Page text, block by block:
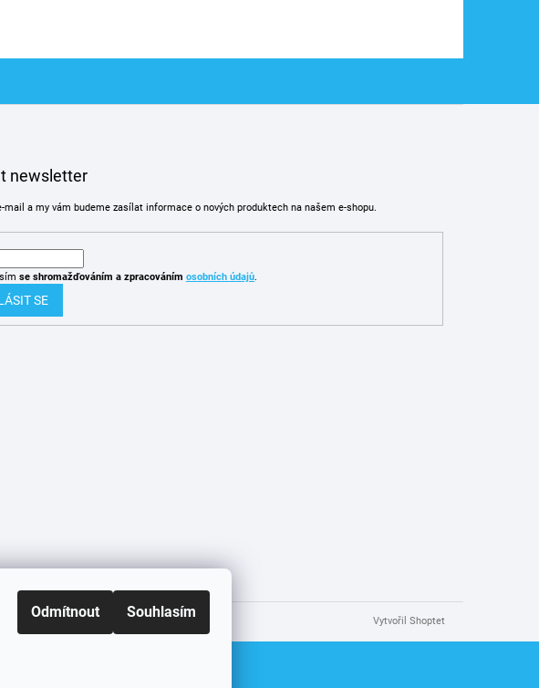
Odmítnout Souhlasím
newsletter
mail a my vám budeme zasílat informace o nových produktech na našem e-shopu.
se shromažďováním a zpracováním osobních údajů.
SE
Vytvořil Shoptet